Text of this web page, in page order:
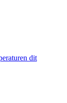
dit